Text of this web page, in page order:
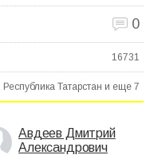
0
16731
Республика Татарстан и еще 7
Авдеев Дмитрий
Александрович